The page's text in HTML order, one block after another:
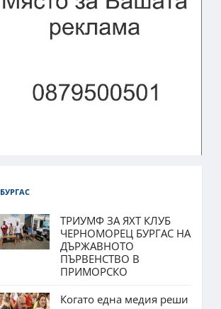
БУРГАС
ТРИУМФ ЗА ЯХТ КЛУБ
ЧЕРНОМОРЕЦ БУРГАС НА
ДЪРЖАВНОТО
ПЪРВЕНСТВО В
ПРИМОРСКО
Когато една медия реши